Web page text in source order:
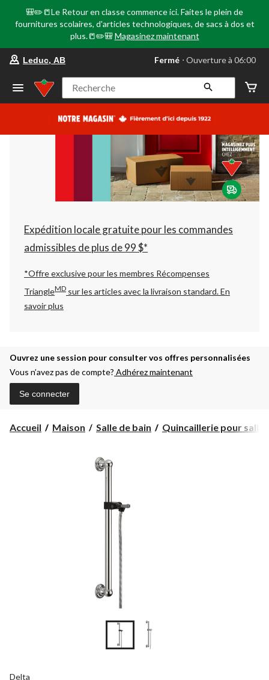
🎒✏️📒Le Retour en classe commence ici. Faites le plein de
fournitures scolaires, d'articles technologiques, de sacs à dos et
plus.📒✏️🎒 Magasinez maintenant
votre
préféré
Leduc,
AB,
courament
Ouverture
à
06:00
cliquer
pour
changer
Leduc, AB Fermé ⋅ Ouverture à 06:00
Recherche
Expédition locale gratuite pour les commandes
admissibles de plus de 99 $*
*Offre exclusive pour les membres Récompenses
TriangleMD sur les articles avec la livraison standard.En
savoir plus
Ouvrez une session pour consulter vos offres personnalisées
Vous n’avez pas de compte? Adhérez maintenant
Se connecter
Accueil Maison Salle de bain Quincaillerie pour salle
Delta